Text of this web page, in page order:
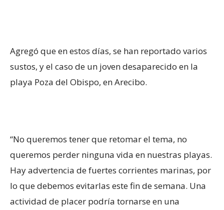
Agregó que en estos días, se han reportado varios
sustos, y el caso de un joven desaparecido en la
playa Poza del Obispo, en Arecibo.
“No queremos tener que retomar el tema, no
queremos perder ninguna vida en nuestras playas.
Hay advertencia de fuertes corrientes marinas, por
lo que debemos evitarlas este fin de semana. Una
actividad de placer podría tornarse en una